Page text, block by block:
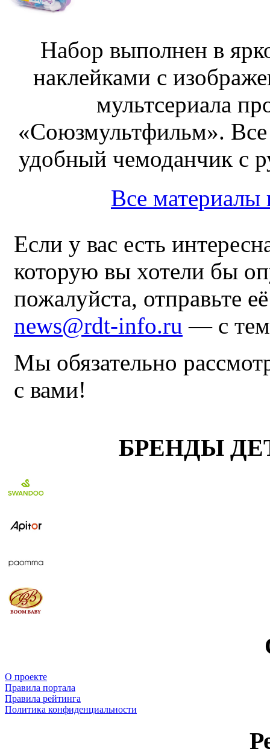
Набор выполнен в
наклейками с
мультсериала
«Союзмультфильм».
удобный чемоданчик с
Все
Если у вас есть
которую вы хотели бы
пожалуйста, отправьте
news@rdt-info.ru — с
Мы обязательно
с вами!
БРЕНДЫ
О проекте
Правила портала
Правила рейтинга
Политика конфиденциальности